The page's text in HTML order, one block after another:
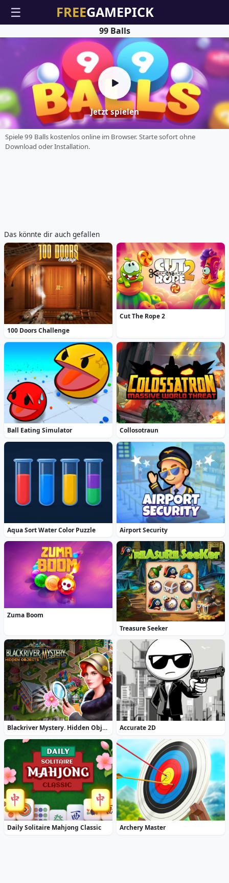
☰
Jetzt spielen
99 Balls
Spiele 99 Balls kostenlos online im Browser. Starte sofort ohne
Download oder Installation.
Das könnte dir auch gefallen
100 Doors Challenge
Cut The Rope 2
Ball Eating Simulator Collosotraun
Aqua Sort Water Color Puzzle Airport Security
Zuma Boom
Treasure Seeker
Blackriver Mystery. Hidden Objects Accurate 2D
Daily Solitaire Mahjong Classic Archery Master